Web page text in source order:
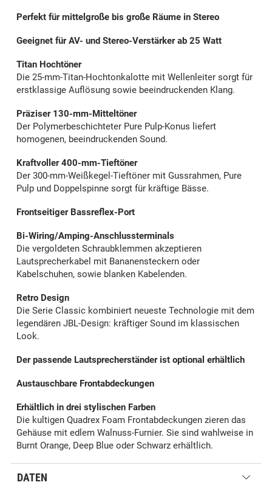
Perfekt fürmittelgroße bis große Räume in Stereo
Geeignet für AV- und Stereo-Verstärker ab 25 Watt
Titan Hochtöner
Die 25-mm-Titan-Hochtonkalotte mit Wellenleiter sorgt für
erstklassige Auflösung sowie beeindruckenden Klang.
Präziser 130-mm-Mitteltöner
Der Polymerbeschichteter Pure Pulp-Konus liefert
homogenen, beeindruckenden Sound.
Kraftvoller 400-mm-Tieftöner
Der 300-mm-Weißkegel-Tieftöner mit Gussrahmen, Pure
Pulp und Doppelspinne sorgt für kräftige Bässe.
Frontseitiger Bassreflex-Port
Bi-Wiring/Amping-Anschlussterminals
Die vergoldeten Schraubklemmen akzeptieren
Lautsprecherkabel mit Bananensteckern oder
Kabelschuhen, sowie blanken Kabelenden.
Retro Design
Die Serie Classic kombiniert neueste Technologie mit dem
legendären JBL-Design: kräftiger Sound im klassischen
Look.
Der passende Lautsprecherständer ist optional erhältlich
Austauschbare Frontabdeckungen
Erhältlich in drei stylischen Farben
Die kultigen Quadrex Foam Frontabdeckungen zieren das
Gehäuse mit edlem Walnuss-Furnier. Sie sind wahlweise in
Burnt Orange, Deep Blue oder Schwarz erhältlich.
DATEN